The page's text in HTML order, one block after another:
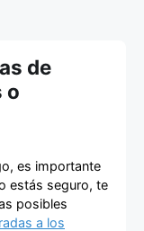
de
o
es importante
estás seguro, te
posibles
a los